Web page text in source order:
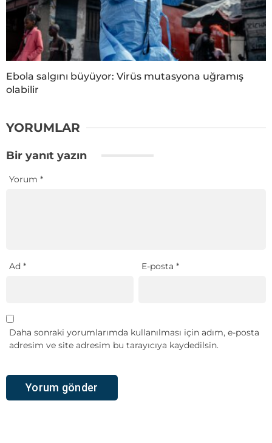
Ebola salgını büyüyor: Virüs mutasyona uğramış
olabilir
YORUMLAR
Bir yanıt yazın
Yorum *
Ad * E-posta*
Daha sonraki yorumlarımda kullanılması için adım, e-posta
adresim ve site adresim bu tarayıcıya kaydedilsin.